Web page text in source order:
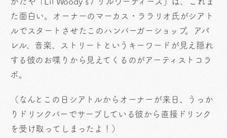
た面白い。オーナーのマーカス・ララリオ氏がシアト
ルでスタートさせたこのハンバーガーショップ。アパ
レル、音楽、ストリートというキーワードが見え隠れ
する彼のお喋りから見えてくるのがアーティストコラ
ボ。
（なんとこの日シアトルからオーナーが来日、うっか
りドリンクバーでサーブしている彼から直接ドリンク
を受け取ってしまったよ！）